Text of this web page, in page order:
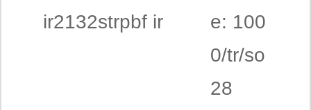
ir2132strpbf ir
e: 100
0/tr/so
28